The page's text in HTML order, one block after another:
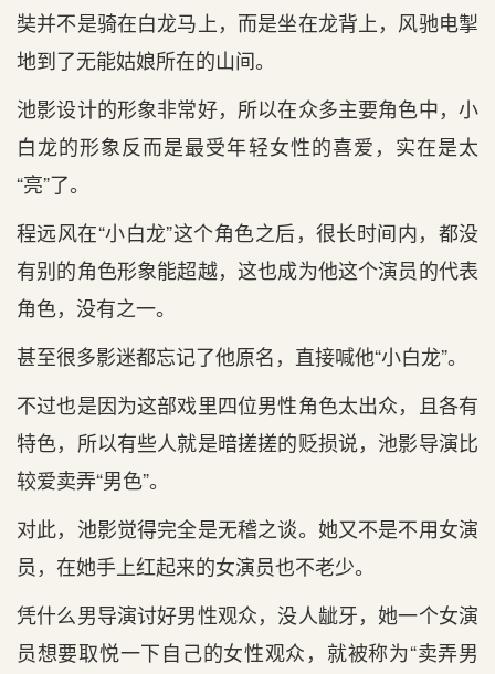
奘并不是骑在白龙马上，而是坐在龙背上，风驰电掣
地到了无能姑娘所在的山间。
池影设计的形象非常好，所以在众多主要角色中，小
白龙的形象反而是最受年轻女性的喜爱，实在是太
“亮”了。
程远风在“小白龙”这个角色之后，很长时间内，都没
有别的角色形象能超越，这也成为他这个演员的代表
角色，没有之一。
甚至很多影迷都忘记了他原名，直接喊他“小白龙”。
不过也是因为这部戏里四位男性角色太出众，且各有
特色，所以有些人就是暗搓搓的贬损说，池影导演比
较爱卖弄“男色”。
对此，池影觉得完全是无稽之谈。她又不是不用女演
员，在她手上红起来的女演员也不老少。
凭什么男导演讨好男性观众，没人龇牙，她一个女演
员想要取悦一下自己的女性观众，就被称为“卖弄男